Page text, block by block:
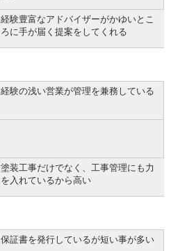
経験豊富なアドバイザーがかゆいとこ
ろに手が届く提案をしてくれる
経験の浅い営業が管理を兼務している
塗装工事だけでなく、工事管理にも力
を入れているから高い
保証書を発行しているが短い事が多い